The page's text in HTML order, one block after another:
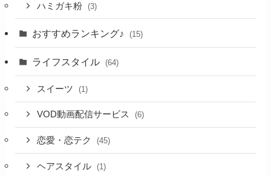
ハミガキ粉 (3)
おすすめランキング♪ (15)
ライフスタイル (64)
スイーツ (1)
VOD動画配信サービス (6)
恋愛・恋テク (45)
ヘアスタイル (1)